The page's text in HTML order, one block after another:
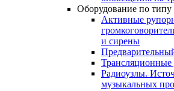
Оборудование по
Активные
и сирены
Радиоузлы.
музыкальных